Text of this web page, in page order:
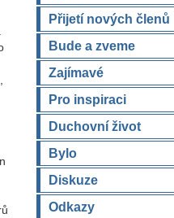
Přijetí nových členů
Bude a zveme
Zajímavé
Pro inspiraci
Duchovní život
Bylo
Diskuze
Odkazy